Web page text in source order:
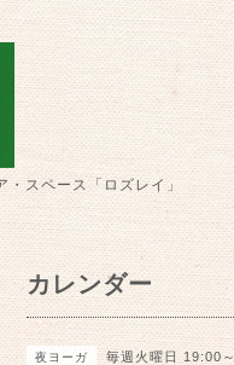
スペース「ロズレイ」
カレンダー
夜ヨーガ 毎週火曜日 19:00～